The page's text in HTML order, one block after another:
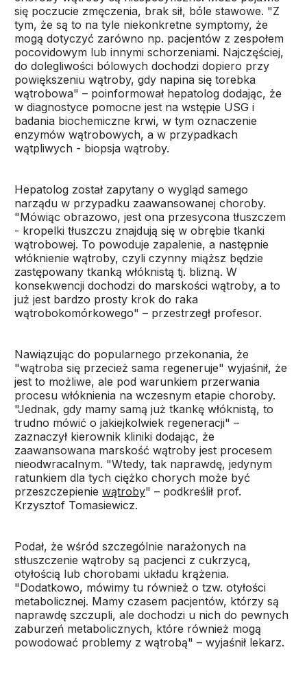
się poczucie zmęczenia, brak sił, bóle stawowe. "Z
tym, że są to na tyle niekonkretne symptomy, że
mogą dotyczyć zarówno np. pacjentów z zespołem
pocovidowym lub innymi schorzeniami. Najczęściej,
do dolegliwości bólowych dochodzi dopiero przy
powiększeniu wątroby, gdy napina się torebka
wątrobowa" – poinformował hepatolog dodając, że
w diagnostyce pomocne jest na wstępie USG i
badania biochemiczne krwi, w tym oznaczenie
enzymów wątrobowych, a w przypadkach
wątpliwych - biopsja wątroby.
Hepatolog został zapytany o wygląd samego
narządu w przypadku zaawansowanej choroby.
"Mówiąc obrazowo, jest ona przesycona tłuszczem
- kropelki tłuszczu znajdują się w obrębie tkanki
wątrobowej. To powoduje zapalenie, a następnie
włóknienie wątroby, czyli czynny miąższ będzie
zastępowany tkanką włóknistą tj. blizną. W
konsekwencji dochodzi do marskości wątroby, a to
już jest bardzo prosty krok do raka
wątrobokomórkowego" – przestrzegł profesor.
Nawiązując do popularnego przekonania, że
"wątroba się przecież sama regeneruje" wyjaśnił, że
jest to możliwe, ale pod warunkiem przerwania
procesu włóknienia na wczesnym etapie choroby.
"Jednak, gdy mamy samą już tkankę włóknistą, to
trudno mówić o jakiejkolwiek regeneracji" –
zaznaczył kierownik kliniki dodając, że
zaawansowana marskość wątroby jest procesem
nieodwracalnym. "Wtedy, tak naprawdę, jedynym
ratunkiem dla tych ciężko chorych może być
przeszczepienie wątroby" – podkreślił prof.
Krzysztof Tomasiewicz.
Podał, że wśród szczególnie narażonych na
stłuszczenie wątroby są pacjenci z cukrzycą,
otyłością lub chorobami układu krążenia.
"Dodatkowo, mówimy tu również o tzw. otyłości
metabolicznej. Mamy czasem pacjentów, którzy są
naprawdę szczupli, ale dochodzi u nich do pewnych
zaburzeń metabolicznych, które również mogą
powodować problemy z wątrobą" – wyjaśnił lekarz.